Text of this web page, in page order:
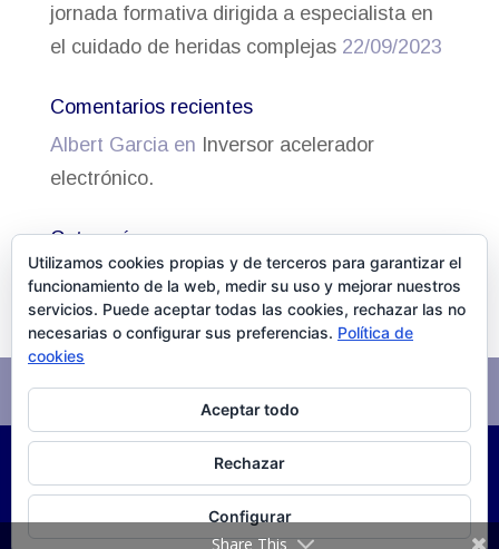
jornada formativa dirigida a especialista en
el cuidado de heridas complejas 22/09/2023
Comentarios recientes
Albert Garciaen Inversor acelerador
electrónico.
Categorías
Actualidad
Aviso Legal Política de cookies
©2026DISSALUD, SLU DesarrolloXPG Servicios
Share This
Utilizamos cookies propias y de terceros para garantizar el
funcionamiento de la web, medir su uso y mejorar nuestros
servicios. Puede aceptar todas las cookies, rechazar las no
necesarias o configurar sus preferencias. Política de
cookies
Aceptar todo
Rechazar
Configurar